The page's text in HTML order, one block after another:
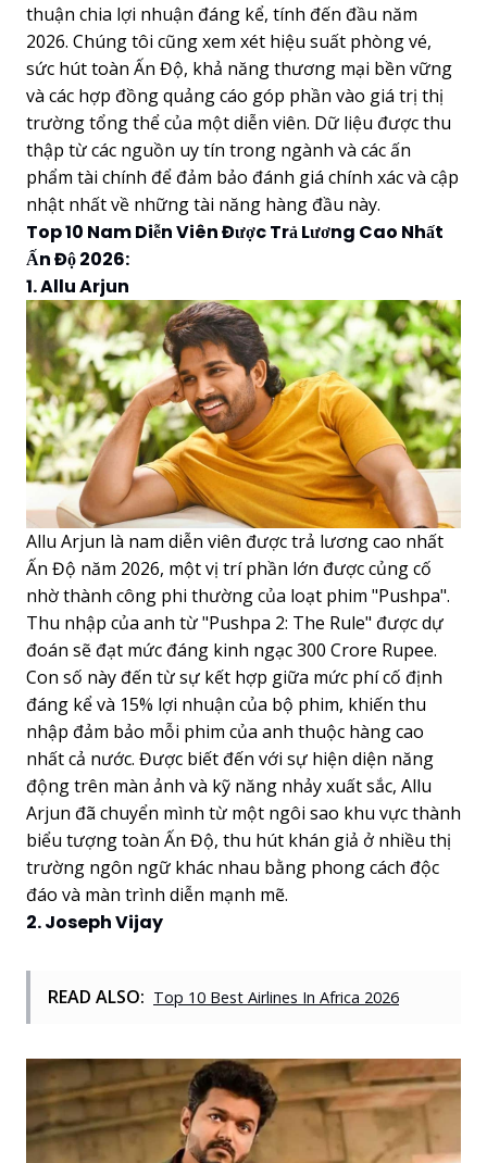
thuận chia lợi nhuận đáng kể, tính đến đầu năm
2026. Chúng tôi cũng xem xét hiệu suất phòng vé,
sức hút toàn Ấn Độ, khả năng thương mại bền vững
và các hợp đồng quảng cáo góp phần vào giá trị thị
trường tổng thể của một diễn viên. Dữ liệu được thu
thập từ các nguồn uy tín trong ngành và các ấn
phẩm tài chính để đảm bảo đánh giá chính xác và cập
nhật nhất về những tài năng hàng đầu này.
Top 10 Nam Diễn Viên Được Trả Lương Cao Nhất
Ấn Độ 2026:
1. Allu Arjun
Allu Arjun là nam diễn viên được trả lương cao nhất
Ấn Độ năm 2026, một vị trí phần lớn được củng cố
nhờ thành công phi thường của loạt phim "Pushpa".
Thu nhập của anh từ "Pushpa 2: The Rule" được dự
đoán sẽ đạt mức đáng kinh ngạc 300 Crore Rupee.
Con số này đến từ sự kết hợp giữa mức phí cố định
đáng kể và 15% lợi nhuận của bộ phim, khiến thu
nhập đảm bảo mỗi phim của anh thuộc hàng cao
nhất cả nước. Được biết đến với sự hiện diện năng
động trên màn ảnh và kỹ năng nhảy xuất sắc, Allu
Arjun đã chuyển mình từ một ngôi sao khu vực thành
biểu tượng toàn Ấn Độ, thu hút khán giả ở nhiều thị
trường ngôn ngữ khác nhau bằng phong cách độc
đáo và màn trình diễn mạnh mẽ.
2. Joseph Vijay
READ ALSO: Top 10 Best Airlines In Africa 2026